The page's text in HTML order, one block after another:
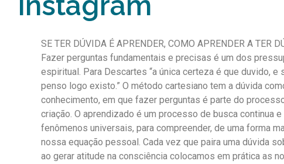
SE TER DÚVIDA É APRENDER, COMO APRENDER A TER
Fazer perguntas fundamentais e precisas é um dos
espiritual. Para Descartes “a única certeza é que duvido, e
penso logo existo.” O método cartesiano tem a dúvida
conhecimento, em que fazer perguntas é parte do
criação. O aprendizado é um processo de busca continua
fenômenos universais, para compreender, de uma forma
nossa equação pessoal. Cada vez que paira uma dúvida
ao gerar atitude na consciência colocamos em prática as